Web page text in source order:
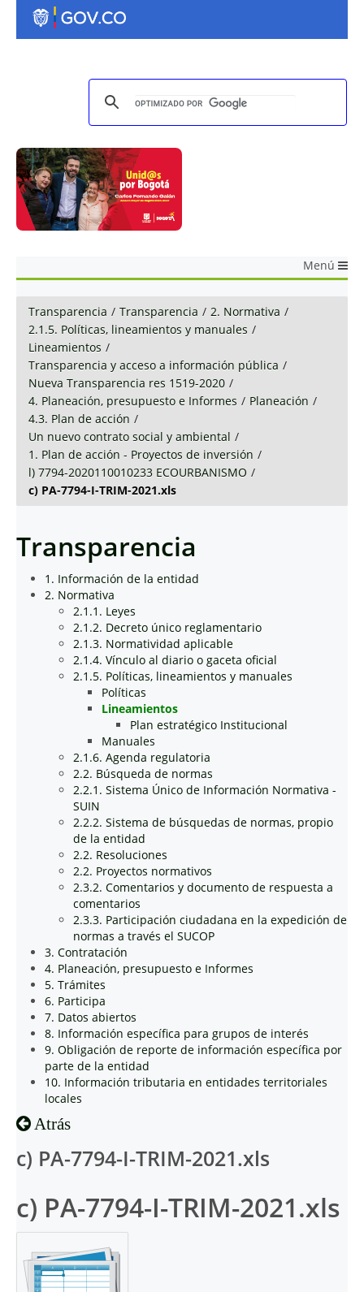
Menú
Transparencia / Transparencia / 2. Normativa /
2.1.5. Políticas, lineamientos y manuales /
Lineamientos /
Transparencia y acceso a información pública /
Nueva Transparencia res 1519-2020 /
4. Planeación, presupuesto e Informes / Planeación /
4.3. Plan de acción /
Un nuevo contrato social y ambiental /
1. Plan de acción - Proyectos de inversión /
l) 7794-2020110010233 ECOURBANISMO /
c) PA-7794-I-TRIM-2021.xls
Transparencia
1. Información de la entidad
2. Normativa
2.1.1. Leyes
2.1.2. Decreto único reglamentario
2.1.3. Normatividad aplicable
2.1.4. Vínculo al diario o gaceta oficial
2.1.5. Políticas, lineamientos y manuales
Políticas
Lineamientos
Plan estratégico Institucional
Manuales
2.1.6. Agenda regulatoria
2.2. Búsqueda de normas
2.2.1. Sistema Único de Información Normativa -
SUIN
2.2.2. Sistema de búsquedas de normas, propio
de la entidad
2.2. Resoluciones
2.2. Proyectos normativos
2.3.2. Comentarios y documento de respuesta a
comentarios
2.3.3. Participación ciudadana en la expedición de
normas a través el SUCOP
3. Contratación
4. Planeación, presupuesto e Informes
5. Trámites
6. Participa
7. Datos abiertos
8. Información específica para grupos de interés
9. Obligación de reporte de información específica por
parte de la entidad
10. Información tributaria en entidades territoriales
locales
Atrás
c) PA-7794-I-TRIM-2021.xls
c) PA-7794-I-TRIM-2021.xls